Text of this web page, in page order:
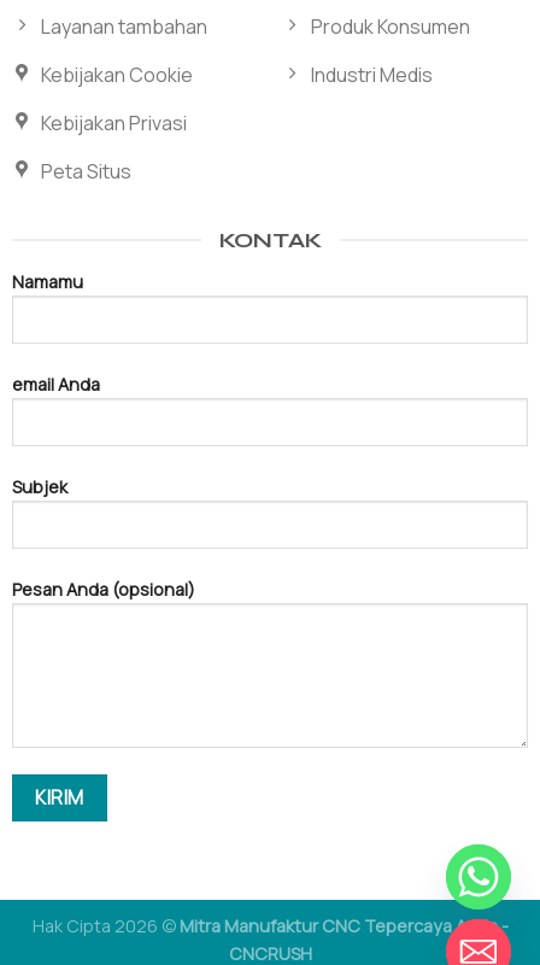
Layanan tambahan
Kebijakan Cookie
Kebijakan Privasi
Peta Situs
Produk Konsumen
Industri Medis
KONTAK
Namamu
email Anda
Subjek
Pesan Anda (opsional)
Hak Cipta 2026 © Mitra Manufaktur CNC Tepercaya Anda -
CNCRUSH
CEREWET